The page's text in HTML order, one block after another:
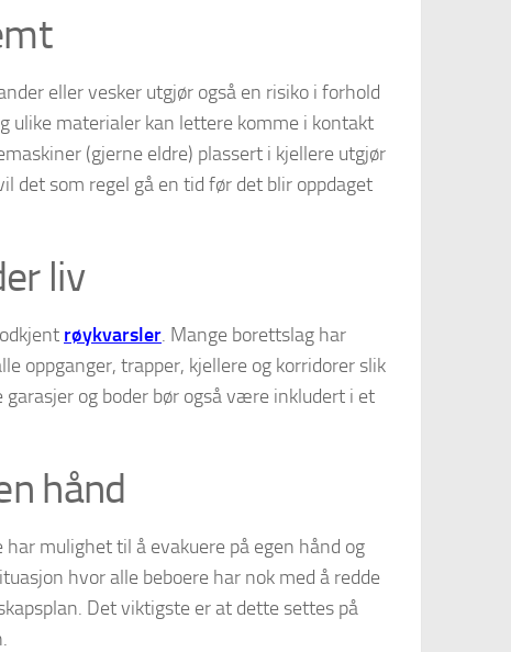
eller vesker utgjør også en risiko i forhold
ulike materialer kan lettere komme i kontakt
(gjerne eldre) plassert i kjellere utgjør
det som regel gå en tid før det blir oppdaget
liv
røykvarsler. Mange borettslag har
oppganger, trapper, kjellere og korridorer slik
og boder bør også være inkludert i et
hånd
mulighet til å evakuere på egen hånd og
hvor alle beboere har nok med å redde
Det viktigste er at dette settes på